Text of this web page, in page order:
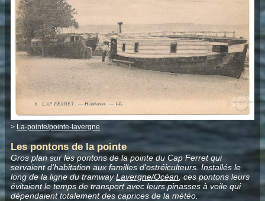
> La-pointe/pointe-lavergne
Les pontons de la pointe
Gros plan sur les pontons de la pointe du Cap Ferret qui
servaient d'habitation aux familles d'ostréiculteurs. Installés le
long de la ligne du tramwayLavergne/Océan , ces pontons leurs
évitaient le temps de transport avec leurs pinasses à voile qui
dépendaient totalement des caprices de la météo.